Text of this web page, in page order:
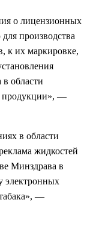
о лицензионных
производства
к их маркировке,
в области
продукции», —
в области
жидкостей
Минздрава в
электронных
—